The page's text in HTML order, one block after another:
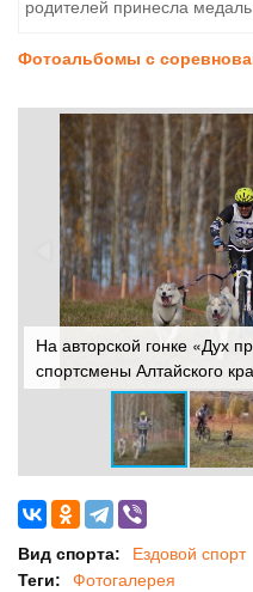
родителей принесла
Фотоальбомы с
На авторской гонке «Дух
спортсмены Алтайского
Вид спорта:
Ездовой спорт
Теги:
Фотогалерея